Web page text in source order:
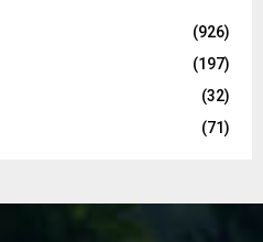
(926)
(197)
(32)
(71)